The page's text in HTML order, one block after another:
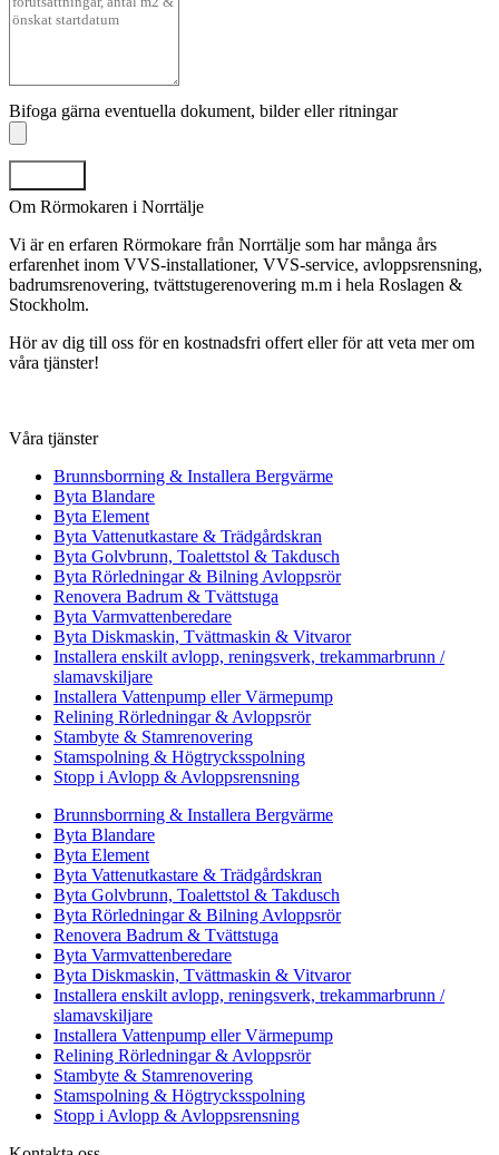
Bifoga gärna eventuella dokument, bilder eller ritningar
Om Rörmokaren i Norrtälje
Vi är en erfaren Rörmokare från Norrtälje som har många års
erfarenhet inom VVS-installationer, VVS-service, avloppsrensning,
badrumsrenovering, tvättstugerenovering m.m i hela Roslagen &
Stockholm.
Hör av dig till oss för en kostnadsfri offert eller för att veta mer om
våra tjänster!
Våra tjänster
Brunnsborrning & Installera Bergvärme
Byta Blandare
Byta Element
Byta Vattenutkastare & Trädgårdskran
Byta Golvbrunn, Toalettstol & Takdusch
Byta Rörledningar & Bilning Avloppsrör
Renovera Badrum & Tvättstuga
Byta Varmvattenberedare
Byta Diskmaskin, Tvättmaskin & Vitvaror
Installera enskilt avlopp, reningsverk, trekammarbrunn /
slamavskiljare
Installera Vattenpump eller Värmepump
Relining Rörledningar & Avloppsrör
Stambyte & Stamrenovering
Stamspolning & Högtrycksspolning
Stopp i Avlopp & Avloppsrensning
Brunnsborrning & Installera Bergvärme
Byta Blandare
Byta Element
Byta Vattenutkastare & Trädgårdskran
Byta Golvbrunn, Toalettstol & Takdusch
Byta Rörledningar & Bilning Avloppsrör
Renovera Badrum & Tvättstuga
Byta Varmvattenberedare
Byta Diskmaskin, Tvättmaskin & Vitvaror
Installera enskilt avlopp, reningsverk, trekammarbrunn /
slamavskiljare
Installera Vattenpump eller Värmepump
Relining Rörledningar & Avloppsrör
Stambyte & Stamrenovering
Stamspolning & Högtrycksspolning
Stopp i Avlopp & Avloppsrensning